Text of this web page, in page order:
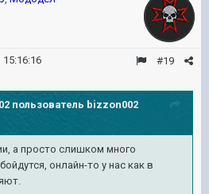
#19
15:16:16
пользователь bizzon002
а просто слишком много
онлайн-то у нас как в